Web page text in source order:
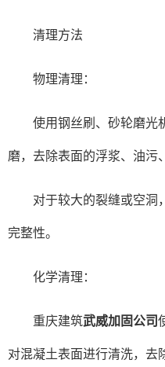
清理方法
物理清理：
使用钢丝刷、砂轮磨光
磨，去除表面的浮浆、油污
对于较大的裂缝或空洞
完整性。
化学清理：
重庆建筑武威加固公司
对混凝土表面进行清洗，去